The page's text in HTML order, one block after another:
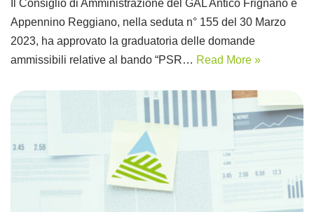
Il Consiglio di Amministrazione del GAL Antico Frignano e
Appennino Reggiano, nella seduta n° 155 del 30 Marzo
2023, ha approvato la graduatoria delle domande
ammissibili relative al bando “PSR… Read More »